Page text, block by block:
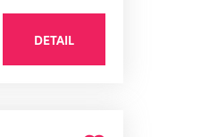
DETAIL